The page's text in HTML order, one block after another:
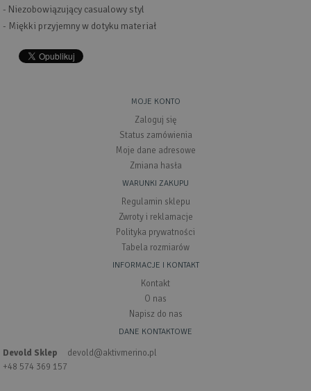
- Niezobowiązujący casualowy styl
- Miękki przyjemny w dotyku materiał
MOJE KONTO
Zaloguj się
Status zamówienia
Moje dane adresowe
Zmiana hasła
WARUNKI ZAKUPU
Regulamin sklepu
Zwroty i reklamacje
Polityka prywatności
Tabela rozmiarów
INFORMACJE I KONTAKT
Kontakt
O nas
Napisz do nas
DANE KONTAKTOWE
Devold Sklep
+48 574 369 157
devold@aktivmerino.pl